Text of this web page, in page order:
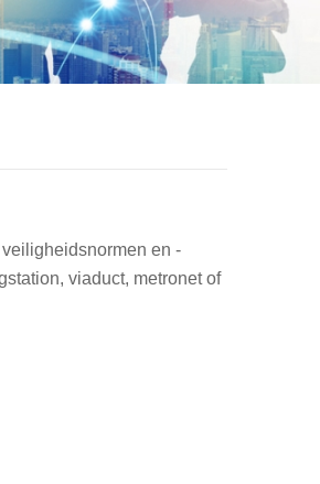
en -
viaduct, metronet of